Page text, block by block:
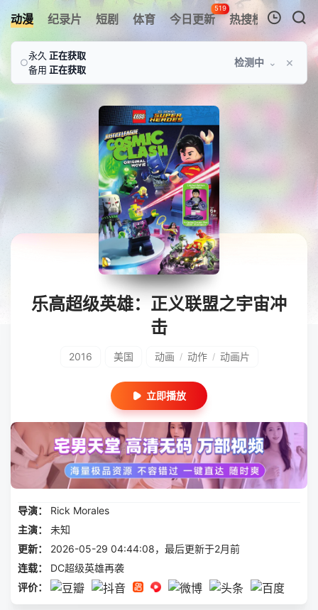
动漫 纪录片 短剧 体育 今日更新
519
热搜榜 APP
暂无观看影片的记录
○
永久 正在获取
备用 正在获取
检测中 ⌄ ×
乐高超级英雄：正义联盟之宇宙冲
击
2016 美国 动画 / 动作 / 动画片
立即播放
导演：
Rick Morales
主演：
未知
更新：
2026-05-29 04:44:08，最后更新于2月前
连载：
DC超级英雄再袭
评价：